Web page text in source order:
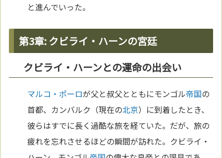
と進んでいった。
第3章: クビライ・ハーンの宮廷
クビライ・ハーンとの運命の出会い
マルコ・ポーロが父と叔父とともにモンゴル帝国の
首都、カンバルク（現在の北京）に到着したとき、
彼らはすでに長く過酷な旅を経ていた。だが、旅の
疲れを忘れさせるほどの瞬間が訪れた。クビライ・